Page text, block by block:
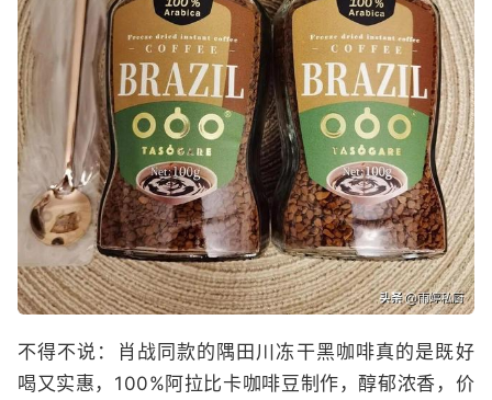
不得不说：肖战同款的隅田川冻干黑咖啡真的是既好
喝又实惠，100%阿拉比卡咖啡豆制作，醇郁浓香，价